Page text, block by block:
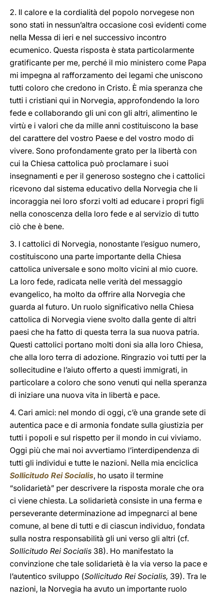
2. Il calore e la cordialità del popolo norvegese non
sono stati in nessun’altra occasione così evidenti come
nella Messa di ieri e nel successivo incontro
ecumenico. Questa risposta è stata particolarmente
gratificante per me, perché il mio ministero come Papa
mi impegna al rafforzamento dei legami che uniscono
tutti coloro che credono in Cristo. È mia speranza che
tutti i cristiani qui in Norvegia, approfondendo la loro
fede e collaborando gli uni con gli altri, alimentino le
virtù e i valori che da mille anni costituiscono la base
del carattere del vostro Paese e del vostro modo di
vivere. Sono profondamente grato per la libertà con
cui la Chiesa cattolica può proclamare i suoi
insegnamenti e per il generoso sostegno che i cattolici
ricevono dal sistema educativo della Norvegia che li
incoraggia nei loro sforzi volti ad educare i propri figli
nella conoscenza della loro fede e al servizio di tutto
ciò che è bene.
3. I cattolici di Norvegia, nonostante l’esiguo numero,
costituiscono una parte importante della Chiesa
cattolica universale e sono molto vicini al mio cuore.
La loro fede, radicata nelle verità del messaggio
evangelico, ha molto da offrire alla Norvegia che
guarda al futuro. Un ruolo significativo nella Chiesa
cattolica di Norvegia viene svolto dalla gente di altri
paesi che ha fatto di questa terra la sua nuova patria.
Questi cattolici portano molti doni sia alla loro Chiesa,
che alla loro terra di adozione. Ringrazio voi tutti per la
sollecitudine e l’aiuto offerto a questi immigrati, in
particolare a coloro che sono venuti qui nella speranza
di iniziare una nuova vita in libertà e pace.
4. Cari amici: nel mondo di oggi, c’è una grande sete di
autentica pace e di armonia fondate sulla giustizia per
tutti i popoli e sul rispetto per il mondo in cui viviamo.
Oggi più che mai noi avvertiamo l’interdipendenza di
tutti gli individui e tutte le nazioni. Nella mia enciclica
Sollicitudo Rei Socialis, ho usato il termine
“solidarietà” per descrivere la risposta morale che ora
ci viene chiesta. La solidarietà consiste in una ferma e
perseverante determinazione ad impegnarci al bene
comune, al bene di tutti e di ciascun individuo, fondata
sulla nostra responsabilità gli uni verso gli altri (cf.
Sollicitudo Rei Socialis 38). Ho manifestato la
convinzione che tale solidarietà è la via verso la pace e
l’autentico sviluppo (Sollicitudo Rei Socialis, 39). Tra le
nazioni, la Norvegia ha avuto un importante ruolo